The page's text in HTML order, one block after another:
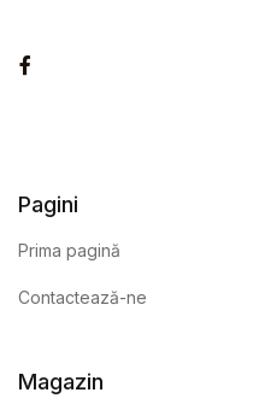
Pagini
Prima pagină
Contactează-ne
Magazin